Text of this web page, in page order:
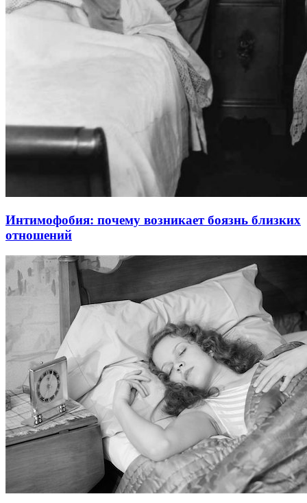
Интимофобия: почему возникает боязнь близких
отношений